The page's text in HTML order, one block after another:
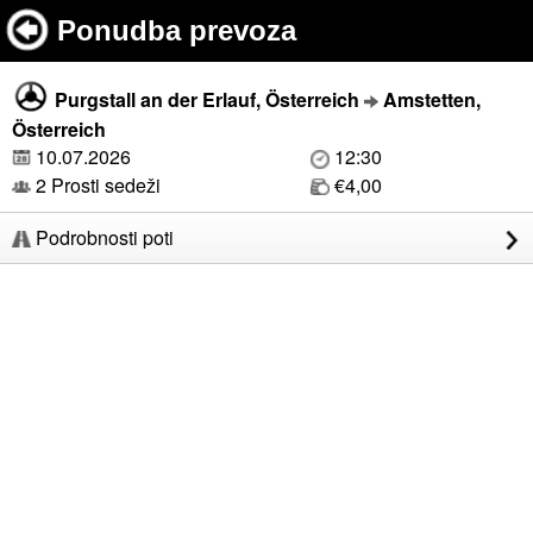
Ponudba prevoza
Purgstall an der Erlauf, Österreich
Amstetten,
Österreich
10.07.2026
12:30
2 Prosti sedeži
€4,00
Podrobnosti poti